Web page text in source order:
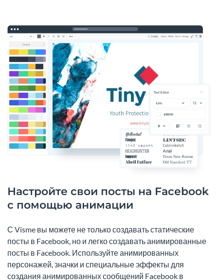
Настройте свои посты на Facebook
с помощью анимации
С Visme вы можете не только создавать статические
посты в Facebook, но и легко создавать анимированные
посты в Facebook. Используйте анимированных
персонажей, значки и специальные эффекты для
создания анимированных сообщений Facebook в